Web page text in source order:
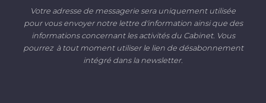
Votre adresse de messagerie sera uniquement utilisée
pour vous envoyer notre lettre d'information ainsi que des
informations concernant les activités du Cabinet. Vous
pourrez à tout moment utiliser le lien de désabonnement
intégré dans la newsletter.